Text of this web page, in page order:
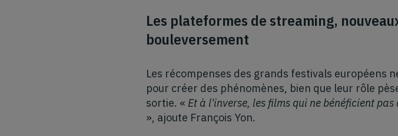
Les plateformes de streaming,
bouleversement
Les récompenses des grands festivals européens
pour créer des phénomènes, bien que leur rôle
sortie. « Et à l'inverse, les films qui ne bénéficient
», ajoute François Yon.